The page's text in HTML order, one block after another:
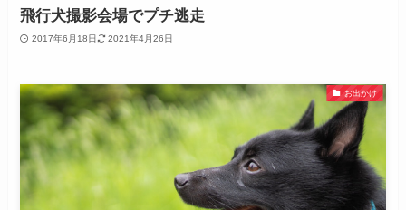
飛行犬撮影会場でプチ逃走
2017年6月18日 2021年4月26日
お出かけ